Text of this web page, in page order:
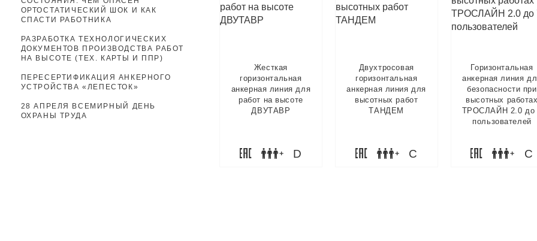
ОРТОСТАТИЧЕСКИЙ ШОК И КАК
СПАСТИ РАБОТНИКА
РАЗРАБОТКА ТЕХНОЛОГИЧЕСКИХ
ДОКУМЕНТОВ ПРОИЗВОДСТВА РАБОТ
НА ВЫСОТЕ (ТЕХ. КАРТЫ И ППР)
ПЕРЕСЕРТИФИКАЦИЯ АНКЕРНОГО
УСТРОЙСТВА «ЛЕПЕСТОК»
28 АПРЕЛЯ ВСЕМИРНЫЙ ДЕНЬ
ОХРАНЫ ТРУДА
Жесткая
горизонтальная
анкерная линия для
работ на высоте
ДВУТАВР
D
Двухтросовая
горизонтальная
анкерная линия для
высотных работ
ТАНДЕМ
C
Горизонтальная
анкерная линия
безопасности при
высотных
ТРОСЛАЙН 2.0 до
пользователей
C